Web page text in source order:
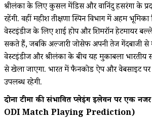
श्रीलंका के लिए कुसल मेंडिस और वानिंदु हसरंगा के
रहेंगी. वहीं महीश तीक्षणा स्पिन विभाग में अहम
वेस्टइंडीज के लिए शाई होप और शिमरॉन हेटमायर
सकते हैं, जबकि अल्जारी जोसेफ अपनी तेज गेंदबाजी
वेस्टइंडीज और श्रीलंका के बीच यह मुकाबला भारतीय
से खेला जाएगा. भारत में फैनकोड ऐप और वेबसाइट पर
उपलब्ध रहेगी.
दोनों टीमों की संभावित प्लेइंग इलेवन पर एक
ODI Match Playing Prediction)